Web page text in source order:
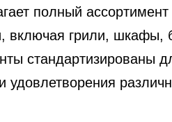
полный
включая грили, шкафы,
стандартизированы
удовлетворения